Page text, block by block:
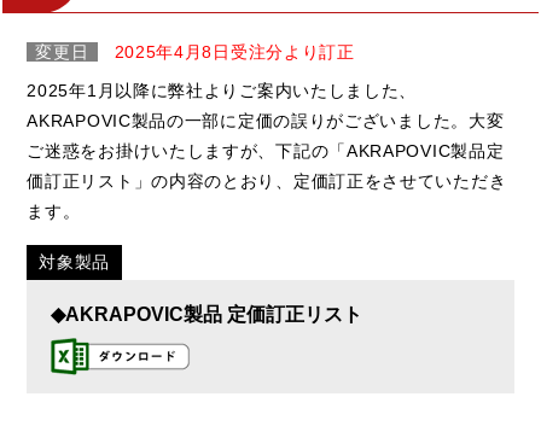
変更日
2025年4月8日受注分より訂正
2025年1月以降に弊社よりご案内いたしました、
AKRAPOVIC製品の一部に定価の誤りがございました。大変
ご迷惑をお掛けいたしますが、下記の「AKRAPOVIC製品定
価訂正リスト」の内容のとおり、定価訂正をさせていただき
ます。
対象製品
◆AKRAPOVIC製品 定価訂正リスト